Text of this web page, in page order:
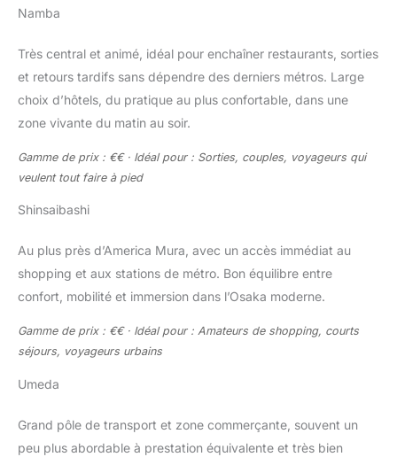
Namba
Très central et animé, idéal pour enchaîner restaurants, sorties
et retours tardifs sans dépendre des derniers métros. Large
choix d’hôtels, du pratique au plus confortable, dans une
zone vivante du matin au soir.
Gamme de prix : €€ · Idéal pour : Sorties, couples, voyageurs qui
veulent tout faire à pied
Shinsaibashi
Au plus près d’America Mura, avec un accès immédiat au
shopping et aux stations de métro. Bon équilibre entre
confort, mobilité et immersion dans l’Osaka moderne.
Gamme de prix : €€ · Idéal pour : Amateurs de shopping, courts
séjours, voyageurs urbains
Umeda
Grand pôle de transport et zone commerçante, souvent un
peu plus abordable à prestation équivalente et très bien